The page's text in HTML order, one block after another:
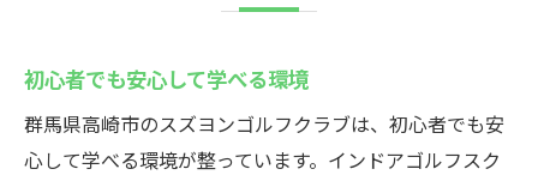
初心者でも安心して学べる環境
群馬県高崎市のスズヨンゴルフクラブは、初心者でも安
心して学べる環境が整っています。インドアゴルフスク